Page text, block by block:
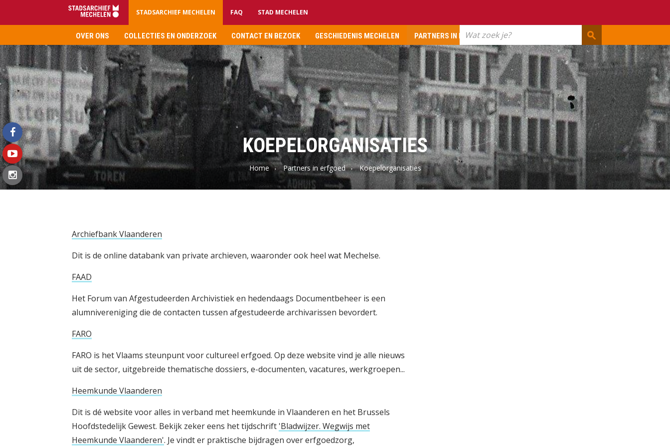
STADSARCHIEF MECHELEN FAQ STAD MECHELEN
OVER ONS COLLECTIES EN ONDERZOEK CONTACT EN BEZOEK GESCHIEDENIS MECHELEN PARTNERS IN ERFGOED
Wat
zoek
je?
Stadsarchief
Mechelen
KOEPELORGANISATIES
Home Partners in erfgoed Koepelorganisaties
facebook
youtube
instagram
Archiefbank Vlaanderen
Dit is de online databank van private archieven, waaronder ook heel wat Mechelse.
FAAD
Het Forum van Afgestudeerden Archivistiek en hedendaags Documentbeheer is een
alumnivereniging die de contacten tussen afgestudeerde archivarissen bevordert.
FARO
FARO is het Vlaams steunpunt voor cultureel erfgoed. Op deze website vind je alle nieuws
uit de sector, uitgebreide thematische dossiers, e-documenten, vacatures, werkgroepen...
Heemkunde Vlaanderen
Dit is dé website voor alles in verband met heemkunde in Vlaanderen en het Brussels
Hoofdstedelijk Gewest. Bekijk zeker eens het tijdschrift 'Bladwijzer. Wegwijs met
Heemkunde Vlaanderen'. Je vindt er praktische bijdragen over erfgoedzorg,